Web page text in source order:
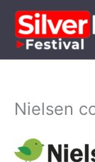
contenu
Nielsen